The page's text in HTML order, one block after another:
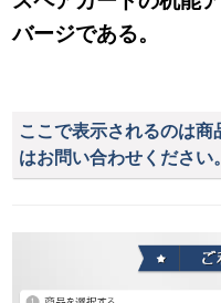
バージである。
ここで表示されるのは
はお問い合わせください。